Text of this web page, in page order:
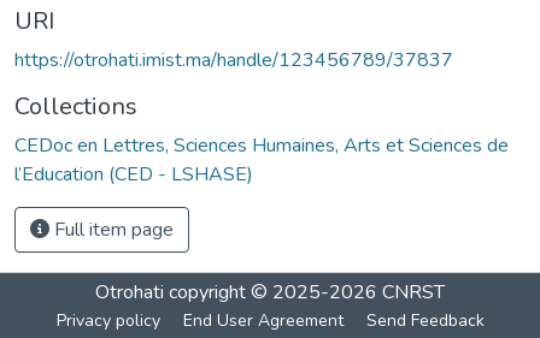
URI
https://otrohati.imist.ma/handle/123456789/37837
Collections
CEDoc en Lettres, Sciences Humaines, Arts et Sciences de
l’Education (CED - LSHASE)
Full item page
Otrohati copyright © 2025-2026 CNRST
Privacy policy End User Agreement Send Feedback